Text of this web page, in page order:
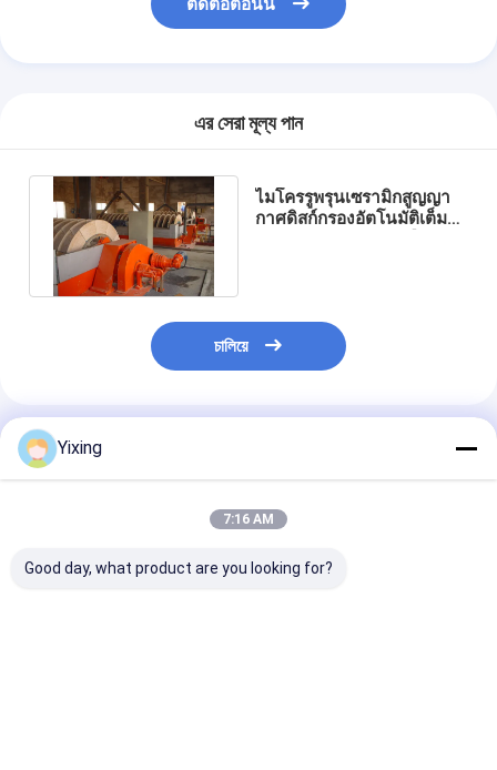
ติดต่อตอนนี้
এর সেরা মূল্য পান
ไมโครรูพรุนเซรามิกสูญญา
กาศดิสก์กรองอัตโนมัติเต็มรูป
চালিয়ে
แนะนำผลิตภัณฑ์
Yixing
7:16 AM
Good day, what product are you looking for?